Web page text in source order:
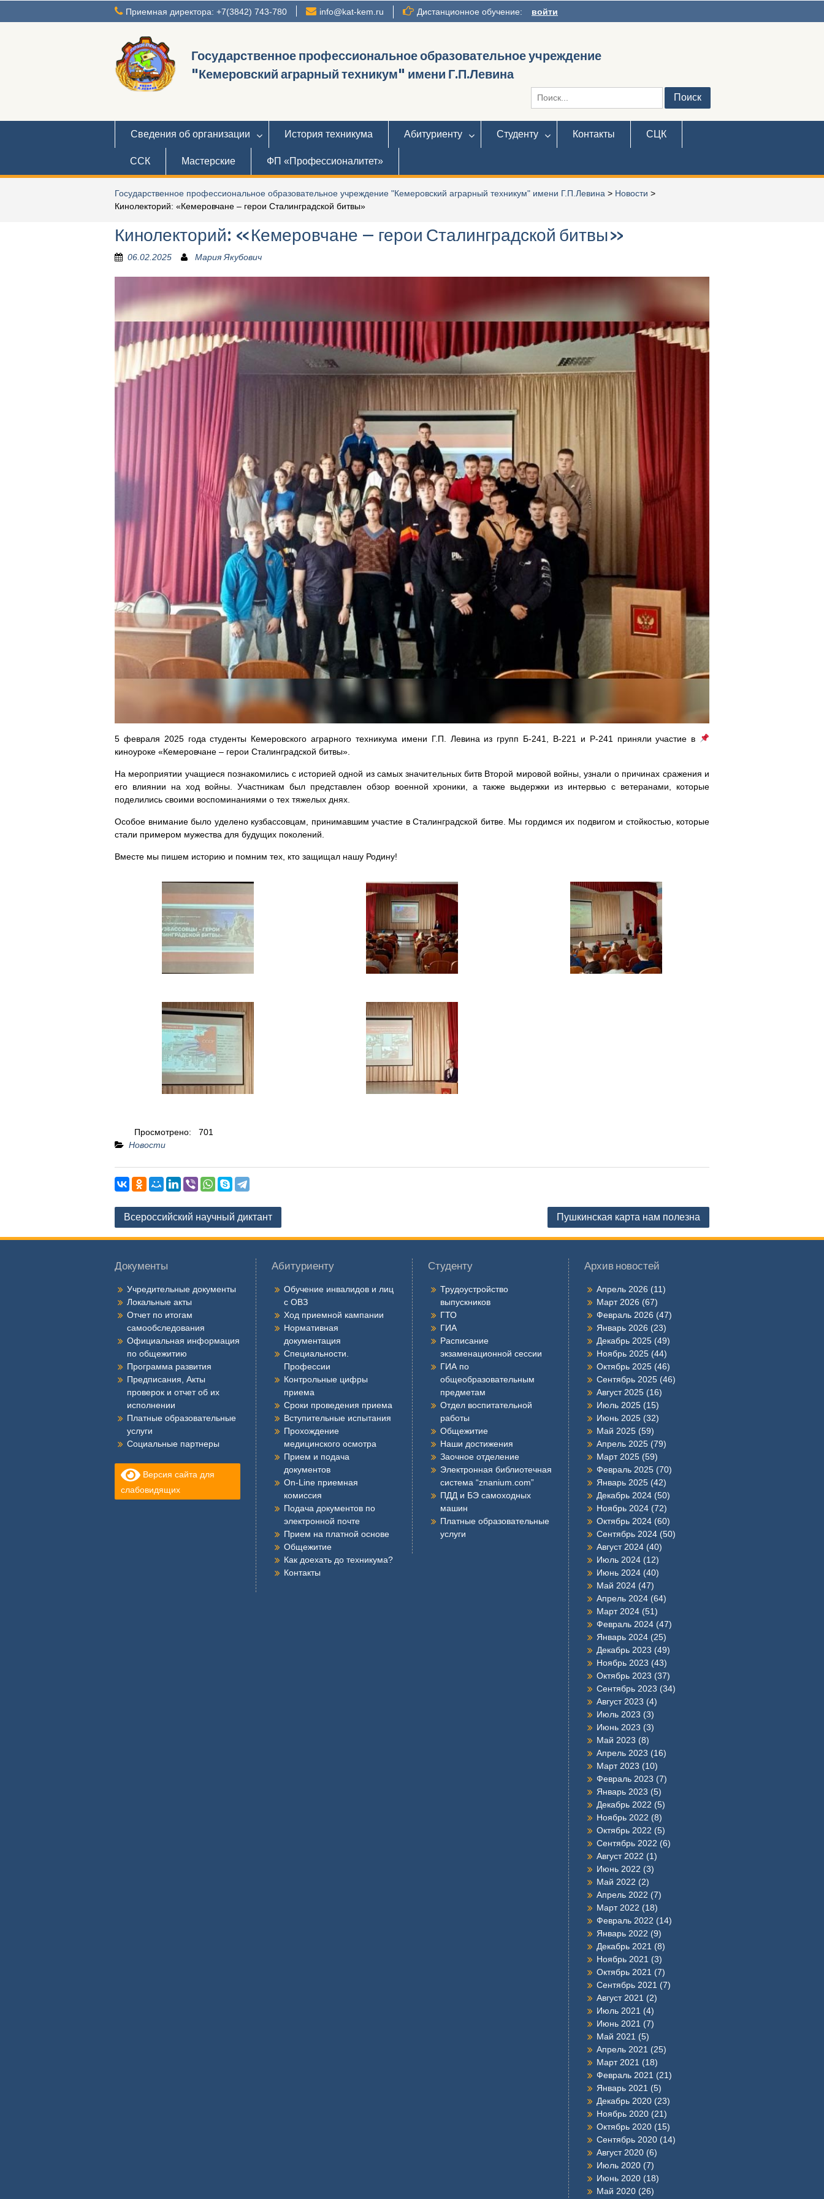
Приемная директора: +7(3842) 743-780 info@kat-kem.ru Дистанционное обучение: войти
Государственное профессиональное образовательное учреждение
"Кемеровский аграрный техникум" имени Г.П.Левина
Искать:
Сведения об организации История техникума Абитуриенту Студенту Контакты СЦК
ССК Мастерские ФП «Профессионалитет»
Государственное профессиональное образовательное учреждение "Кемеровский аграрный техникум" имени Г.П.Левина > Новости >
Кинолекторий: «Кемеровчане – герои Сталинградской битвы»
Кинолекторий: «Кемеровчане – герои Сталинградской битвы»
06.02.2025 Мария Якубович
5 февраля 2025 года студенты Кемеровского аграрного техникума имени Г.П. Левина из групп Б-241, В-221 и Р-241 приняли участие в
киноуроке «Кемеровчане – герои Сталинградской битвы».
На мероприятии учащиеся познакомились с историей одной из самых значительных битв Второй мировой войны, узнали о причинах сражения и
его влиянии на ход войны. Участникам был представлен обзор военной хроники, а также выдержки из интервью с ветеранами, которые
поделились своими воспоминаниями о тех тяжелых днях.
Особое внимание было уделено кузбассовцам, принимавшим участие в Сталинградской битве. Мы гордимся их подвигом и стойкостью, которые
стали примером мужества для будущих поколений.
Вместе мы пишем историю и помним тех, кто защищал нашу Родину!
Просмотрено:
701
Новости
Навигация
по
Всероссийский научный диктант Пушкинская карта нам полезна
Документы
Учредительные документы
Локальные акты
Отчет по итогам
самообследования
Официальная информация
по общежитию
Программа развития
Предписания, Акты
проверок и отчет об их
исполнении
Платные образовательные
услуги
Социальные партнеры
Версия сайта для
слабовидящих
Абитуриенту
Обучение инвалидов и лиц
с ОВЗ
Ход приемной кампании
Нормативная
документация
Специальности.
Профессии
Контрольные цифры
приема
Сроки проведения приема
Вступительные испытания
Прохождение
медицинского осмотра
Прием и подача
документов
On-Line приемная
комиссия
Подача документов по
электронной почте
Прием на платной основе
Общежитие
Как доехать до техникума?
Контакты
Студенту
Трудоустройство
выпускников
ГТО
ГИА
Расписание
экзаменационной сессии
ГИА по
общеобразовательным
предметам
Отдел воспитательной
работы
Общежитие
Наши достижения
Заочное отделение
Электронная библиотечная
система “znanium.com”
ПДД и БЭ самоходных
машин
Платные образовательные
услуги
Архив новостей
Апрель 2026 (11)
Март 2026 (67)
Февраль 2026 (47)
Январь 2026 (23)
Декабрь 2025 (49)
Ноябрь 2025 (44)
Октябрь 2025 (46)
Сентябрь 2025 (46)
Август 2025 (16)
Июль 2025 (15)
Июнь 2025 (32)
Май 2025 (59)
Апрель 2025 (79)
Март 2025 (59)
Февраль 2025 (70)
Январь 2025 (42)
Декабрь 2024 (50)
Ноябрь 2024 (72)
Октябрь 2024 (60)
Сентябрь 2024 (50)
Август 2024 (40)
Июль 2024 (12)
Июнь 2024 (40)
Май 2024 (47)
Апрель 2024 (64)
Март 2024 (51)
Февраль 2024 (47)
Январь 2024 (25)
Декабрь 2023 (49)
Ноябрь 2023 (43)
Октябрь 2023 (37)
Сентябрь 2023 (34)
Август 2023 (4)
Июль 2023 (3)
Июнь 2023 (3)
Май 2023 (8)
Апрель 2023 (16)
Март 2023 (10)
Февраль 2023 (7)
Январь 2023 (5)
Декабрь 2022 (5)
Ноябрь 2022 (8)
Октябрь 2022 (5)
Сентябрь 2022 (6)
Август 2022 (1)
Июнь 2022 (3)
Май 2022 (2)
Апрель 2022 (7)
Март 2022 (18)
Февраль 2022 (14)
Январь 2022 (9)
Декабрь 2021 (8)
Ноябрь 2021 (3)
Октябрь 2021 (7)
Сентябрь 2021 (7)
Август 2021 (2)
Июль 2021 (4)
Июнь 2021 (7)
Май 2021 (5)
Апрель 2021 (25)
Март 2021 (18)
Февраль 2021 (21)
Январь 2021 (5)
Декабрь 2020 (23)
Ноябрь 2020 (21)
Октябрь 2020 (15)
Сентябрь 2020 (14)
Август 2020 (6)
Июль 2020 (7)
Июнь 2020 (18)
Май 2020 (26)